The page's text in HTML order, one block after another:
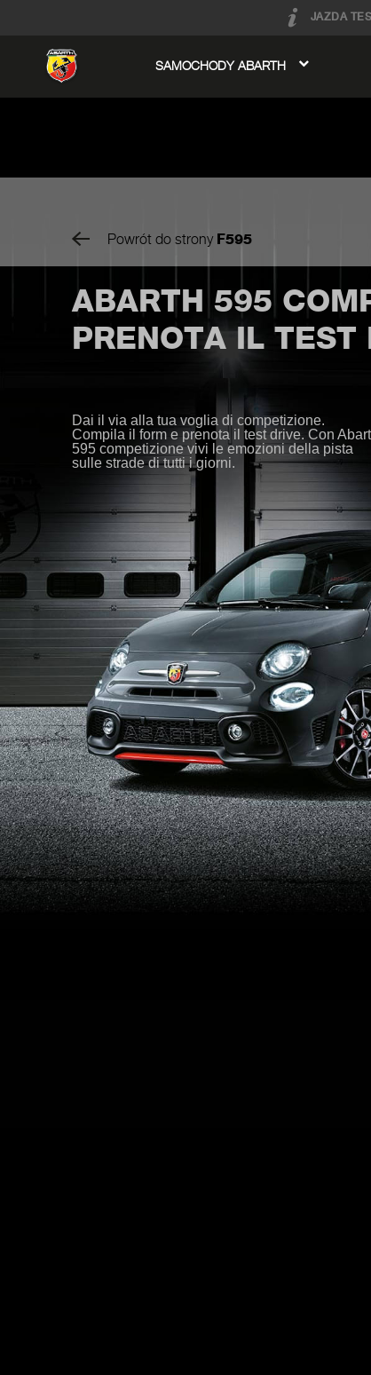
JAZDA
SAMOCHODY ABARTH
Powrót do strony F595
ABARTH 595
PRENOTA IL TEST
Dai il via alla tua voglia di competizione.
Compila il form e prenota il test drive. Con
595 competizione vivi le emozioni della pista
sulle strade di tutti i giorni.